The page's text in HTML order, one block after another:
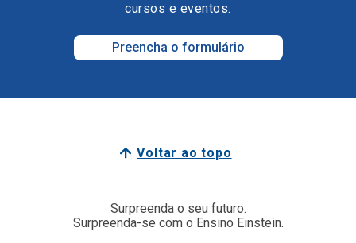
cursos e eventos.
Preencha o formulário
Voltar ao topo
Surpreenda o seu futuro.
Surpreenda-se com o Ensino Einstein.